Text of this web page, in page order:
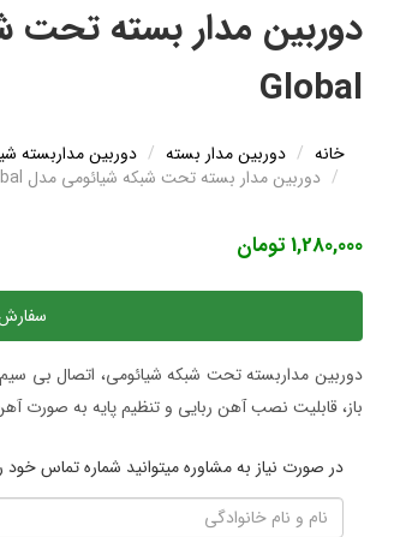
Global
خانه دوربین مدار بسته
دوربین مداربسته
دوربین مدار بسته تحت شبکه شیائومی مدل MJSXJ02HL Global
1,280,000 تومان
باز، قابلیت نصب آهن ربایی و تنظیم پایه به صورت
در صورت نیاز به مشاوره میتوانید شماره تماس خود